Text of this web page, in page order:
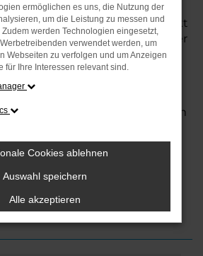
Services wie
Wartung und Reparaturendirekt
in Rotenburg. Mit unserer
Fahrzeugen und der
finden Sie bei uns das
erfüllt.
lassen Sie sich von unserem
– der Seat Ibiza wartet auf
Rotenburg
ermöglichen es uns, die Nutzung der
um die Leistung zu messen und
werden Technologien eingesetzt,
verwendet werden, um
Webseiten zu verfolgen und um Anzeigen
für Ihre Interessen relevant sind.
Cookies ablehnen
Auswahl speichern
Alle akzeptieren